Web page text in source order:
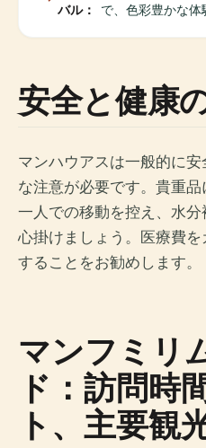
バル：
で、色彩豊かな体
安全と健康
マンハウアスは一般的に
な注意が必要です。貴重
一人での移動を控え、水
心掛けましょう。医療費
することをお勧めします。
マンフミリ
ド：訪問時
ト、主要観